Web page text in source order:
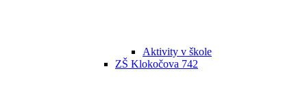
Aktivity v škole
ZŠ Klokočova 742